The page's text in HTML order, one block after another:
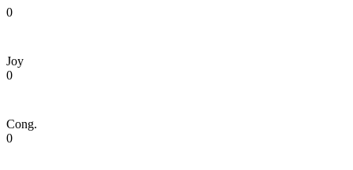
0
Joy
0
Cong.
0